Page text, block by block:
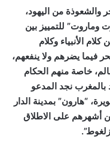
من اليهود،
وماروت” للتمييز بين
الأنبياء وكلام
فيما يضرهم ولا ينفعهم،
خاصة منهم الحكام
بالمغرب نجد المدعو
“هارون” بمدينة الدار
أشهرهم على الاطلاق